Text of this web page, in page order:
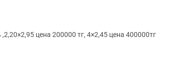
цена 200000 тг, 4×2,45 цена 400000тг